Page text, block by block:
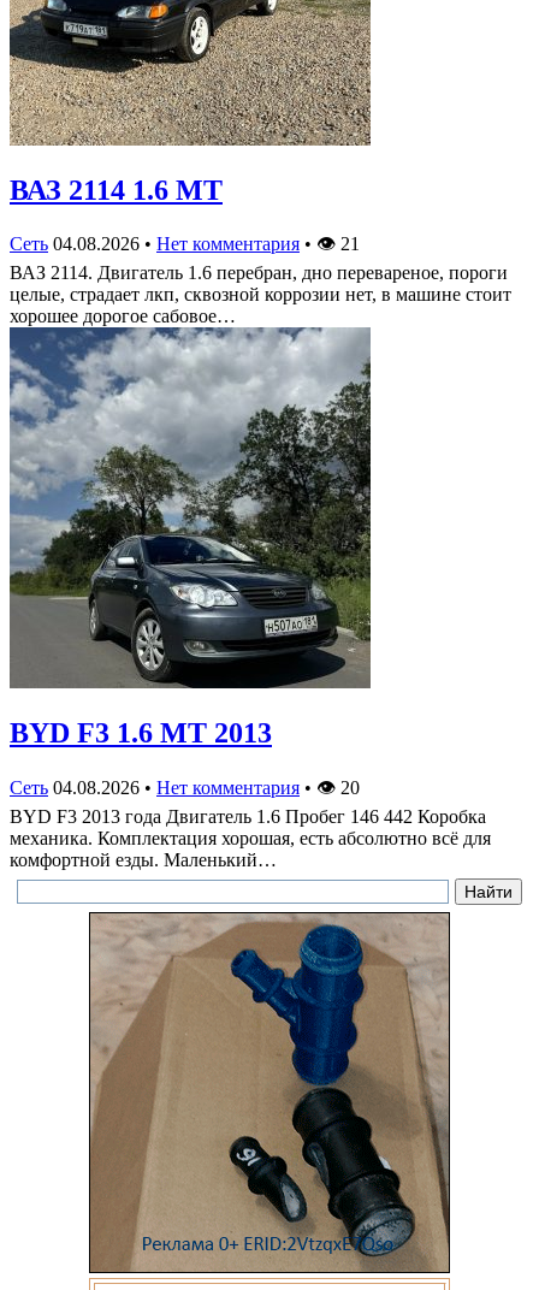
ВАЗ 2114 1.6 MT
Сеть 04.08.2026 • Нет комментария • 👁 21
ВАЗ 2114. Двигатель 1.6 перебран, дно перевареное, пороги
целые, страдает лкп, сквозной коррозии нет, в машине стоит
хорошее дорогое сабовое…
BYD F3 1.6 MT 2013
Сеть 04.08.2026 • Нет комментария • 👁 20
BYD F3 2013 года Двигатель 1.6 Пробег 146 442 Коробка
механика. Комплектация хорошая, есть абсолютно всё для
комфортной езды. Маленький…